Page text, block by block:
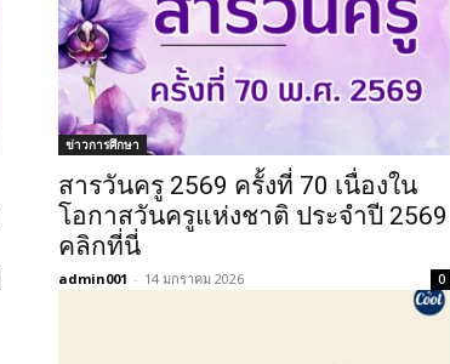
ข่าวการศึกษา
สารวันครู 2569 ครั้งที่ 70 เนื่องใน
โอกาสวันครูแห่งชาติ ประจำปี 2569
คลิกที่นี่
admin001 - 14 มกราคม 2026 0